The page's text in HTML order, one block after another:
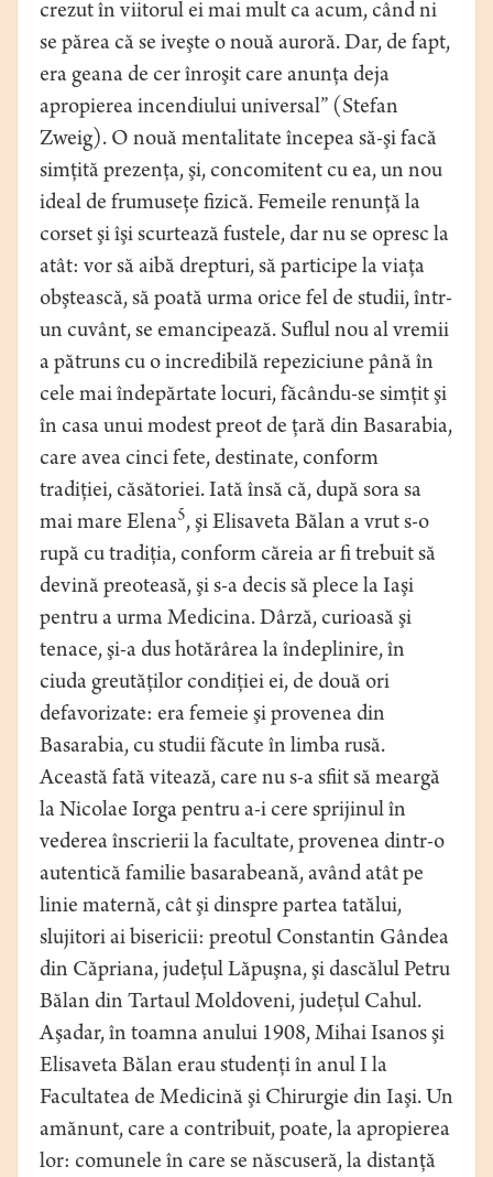
crezut în viitorul ei mai mult ca acum, când ni
se părea că se iveşte o nouă auroră. Dar, de fapt,
era geana de cer înroşit care anunţa deja
apropierea incendiului universal” (Stefan
Zweig). O nouă mentalitate începea să-şi facă
simţită prezenţa, şi, concomitent cu ea, un nou
ideal de frumuseţe fizică. Femeile renunţă la
corset şi îşi scurtează fustele, dar nu se opresc la
atât: vor să aibă drepturi, să participe la viaţa
obştească, să poată urma orice fel de studii, într-
un cuvânt, se emancipează. Suflul nou al vremii
a pătruns cu o incredibilă repeziciune până în
cele mai îndepărtate locuri, făcându-se simţit şi
în casa unui modest preot de ţară din Basarabia,
care avea cinci fete, destinate, conform
tradiţiei, căsătoriei. Iată însă că, după sora sa
mai mare Elena5, şi Elisaveta Bălan a vrut s-o
rupă cu tradiţia, conform căreia ar fi trebuit să
devină preoteasă, şi s-a decis să plece la Iaşi
pentru a urma Medicina. Dârză, curioasă şi
tenace, şi-a dus hotărârea la îndeplinire, în
ciuda greutăţilor condiţiei ei, de două ori
defavorizate: era femeie şi provenea din
Basarabia, cu studii făcute în limba rusă.
Această fată vitează, care nu s-a sfiit să meargă
la Nicolae Iorga pentru a-i cere sprijinul în
vederea înscrierii la facultate, provenea dintr-o
autentică familie basarabeană, având atât pe
linie maternă, cât şi dinspre partea tatălui,
slujitori ai bisericii: preotul Constantin Gândea
din Căpriana, judeţul Lăpuşna, şi dascălul Petru
Bălan din Tartaul Moldoveni, judeţul Cahul.
Aşadar, în toamna anului 1908, Mihai Isanos şi
Elisaveta Bălan erau studenţi în anul I la
Facultatea de Medicină şi Chirurgie din Iaşi. Un
amănunt, care a contribuit, poate, la apropierea
lor: comunele în care se născuseră, la distanţă